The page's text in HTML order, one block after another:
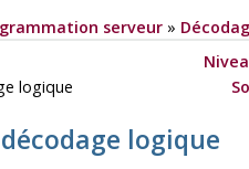
serveur »
logique
logique